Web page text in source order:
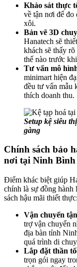
Khảo sát thực
về tận nơi để đo
xôi.
Bản vẽ 3D
Hanatech sẽ
khách sẽ thấy
thế nào trước
Tư vấn mô
minimart hiện
đều tư vấn mẫu
thích doanh thu.
Setup kệ siêu
gàng
Chính sách bảo
nơi tại Ninh Bình
Điểm khác biệt giúp
chính là sự đồng hành
sách hậu mãi thiết thực:
Vận chuyển
trợ vận chuyển
địa bàn tỉnh
quá trình di
Lắp đặt thần
trọn gói ngay